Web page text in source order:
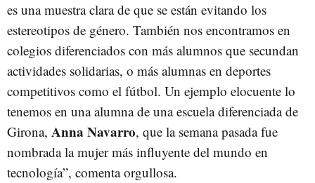
es una muestra clara de que se están evitando los
estereotipos de género. También nos encontramos en
colegios diferenciados con más alumnos que secundan
actividades solidarias, o más alumnas en deportes
competitivos como el fútbol. Un ejemplo elocuente lo
tenemos en una alumna de una escuela diferenciada de
Girona, Anna Navarro, que la semana pasada fue
nombrada la mujer más influyente del mundo en
tecnología”, comenta orgullosa.